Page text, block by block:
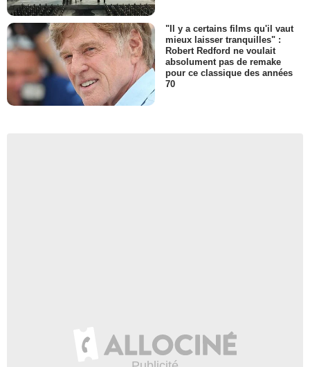
"Il y a certains films qu'il vaut
mieux laisser tranquilles" :
Robert Redford ne voulait
absolument pas de remake
pour ce classique des années
70